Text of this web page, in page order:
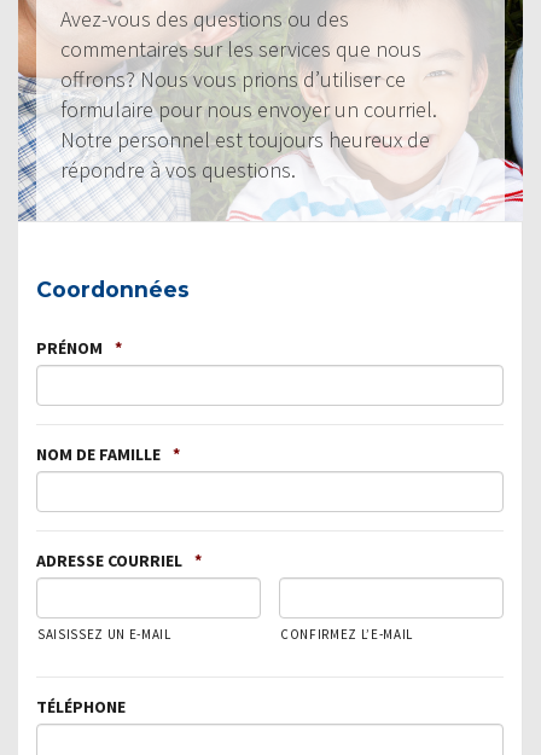
Avez-vous des questions ou des
commentaires sur les services que nous
offrons? Nous vous prions d’utiliser ce
formulaire pour nous envoyer un courriel.
Notre personnel est toujours heureux de
répondre à vos questions.
Coordonnées
PRÉNOM *
NOM DE FAMILLE *
ADRESSE COURRIEL *
SAISISSEZ UN E-MAIL CONFIRMEZ L’E-MAIL
TÉLÉPHONE